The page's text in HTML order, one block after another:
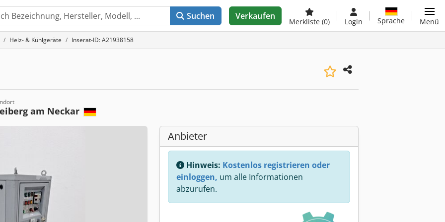
Suchen Verkaufen
Merkliste (0) Login Sprache Menü
Heiz- & Kühlgeräte Inserat-ID: A21938158
am Neckar
Anbieter
Hinweis: Kostenlos registrieren oder
einloggen, um alle Informationen
abzurufen.